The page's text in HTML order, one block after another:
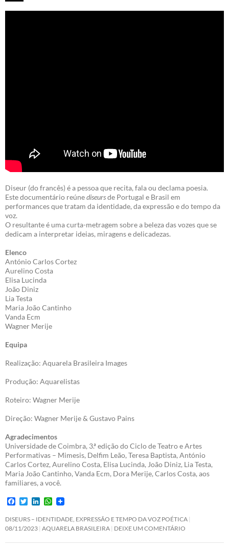
Diseur (do francês) é a pessoa que recita, fala ou declama poesia.
Este documentário reúnediseursde Portugal e Brasil em
performances que tratam da identidade, da expressão e do tempo da
voz.
O resultante é uma curta-metragem sobre a beleza das vozes que se
dedicam a interpretar ideias, miragens e delicadezas.
Elenco
António Carlos Cortez
Aurelino Costa
Elisa Lucinda
João Diniz
Lia Testa
Maria João Cantinho
Vanda Ecm
Wagner Merije
Equipa
Realização: Aquarela Brasileira Images
Produção: Aquarelistas
Roteiro: Wagner Merije
Direção: Wagner Merije & Gustavo Pains
Agradecimentos
Universidade de Coimbra, 3.ª edição do Ciclo de Teatro e Artes
Performativas – Mimesis, Delfim Leão, Teresa Baptista, António
Carlos Cortez, Aurelino Costa, Elisa Lucinda, João Diniz, Lia Testa,
Maria João Cantinho, Vanda Ecm, Dora Merije, Carlos Costa, aos
familiares, a você.
F
c
e
b
o
T
i
t
t
e
n
k
e
d
W
a
t
s
A
DISEURS – IDENTIDADE, EXPRESSÃO E TEMPO DA VOZ POÉTICA
08/11/2023 AQUARELA BRASILEIRA DEIXE UM COMENTÁRIO